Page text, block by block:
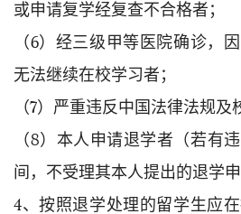
或申请复学经复查不合格者；
（6）经三级甲等医院确诊，
无法继续在校学习者；
（7）严重违反中国法律法规及
（8）本人申请退学者（若有
间，不受理其本人提出的退学申
4、按照退学处理的留学生应